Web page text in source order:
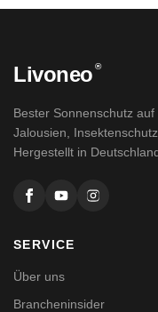
Livoneo ®
Bester Sonnenschutz
Jalousien,
Hergestellt in
SERVICE
Über uns
Brancheninsider